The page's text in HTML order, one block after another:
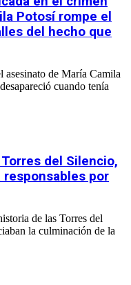
Potosí rompe el
del hecho que
de María Camila
cuando tenía
del Silencio,
por
de las Torres del
la culminación de la